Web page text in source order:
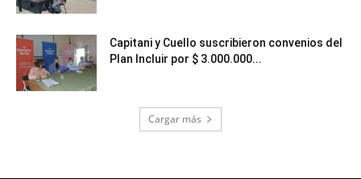
Capitani y Cuello suscribieron convenios del
Plan Incluir por $ 3.000.000...
Cargar más